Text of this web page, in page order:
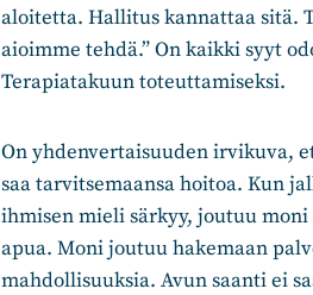
aloitetta. Hallitus kannattaa sitä.
aioimme tehdä.” On kaikki syyt
Terapiatakuun toteuttamiseksi.
On yhdenvertaisuuden irvikuva,
saa tarvitsemaansa hoitoa. Kun
ihmisen mieli särkyy, joutuu
apua. Moni joutuu hakemaan
mahdollisuuksia. Avun saanti ei